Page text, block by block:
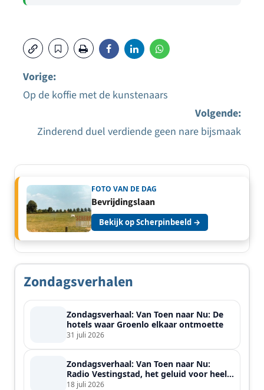
Bericht
navigatie
Vorige:
Op de koffie met de kunstenaars
Volgende:
Zinderend duel verdiende geen nare bijsmaak
FOTO VAN DE DAG
Bevrijdingslaan
Bekijk op Scherpinbeeld →
Zondagsverhalen
Zondagsverhaal: Van Toen naar Nu: De
hotels waar Groenlo elkaar ontmoette
31 juli 2026
Zondagsverhaal: Van Toen naar Nu:
Radio Vestingstad, het geluid voor heel
de streek
18 juli 2026